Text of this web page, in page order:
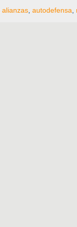
alianzas autodefensa